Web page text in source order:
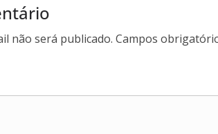
não será publicado. Campos